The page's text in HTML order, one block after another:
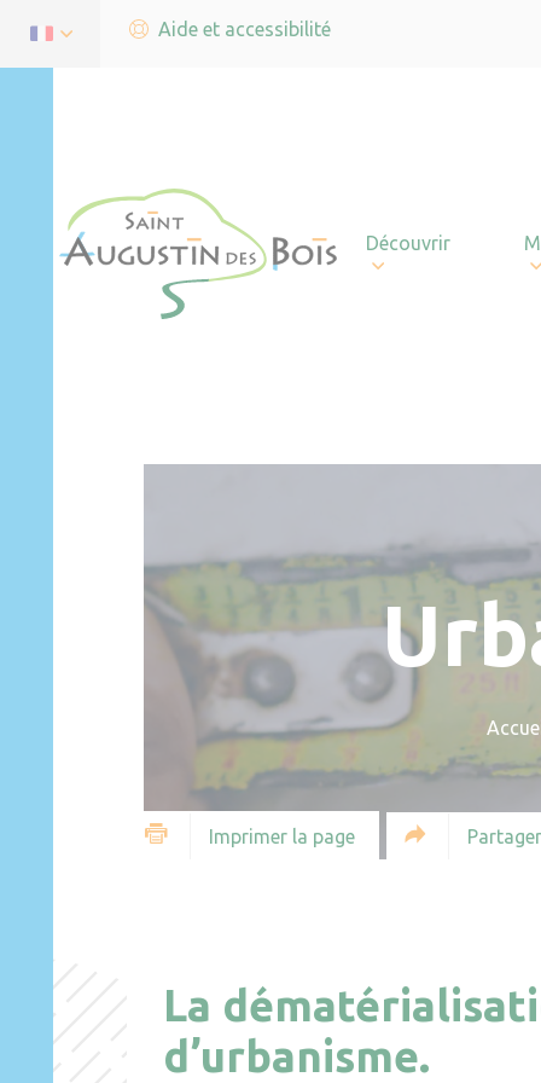
Aide et accessibilité
Découvrir
Imprimer la page
La
d’urbanisme.